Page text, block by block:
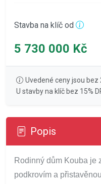
Stavba na klíč od
5 730 000 Kč
Uvedené ceny jsou bez
U stavby na klíč bez 15%
Popis
Rodinný dům Kouba je
podkrovím a